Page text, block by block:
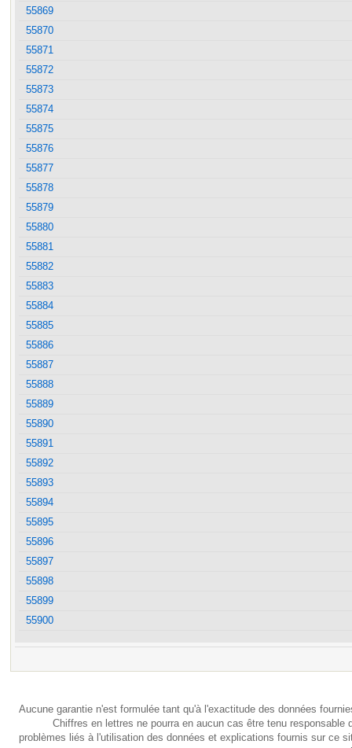
55869
55870
55871
55872
55873
55874
55875
55876
55877
55878
55879
55880
55881
55882
55883
55884
55885
55886
55887
55888
55889
55890
55891
55892
55893
55894
55895
55896
55897
55898
55899
55900
Aucune garantie n'est formulée tant qu'à l'exactitude des données
Chiffres en lettres ne pourra en aucun cas être tenu responsable
problèmes liés à l'utilisation des données et explications fournis sur ce